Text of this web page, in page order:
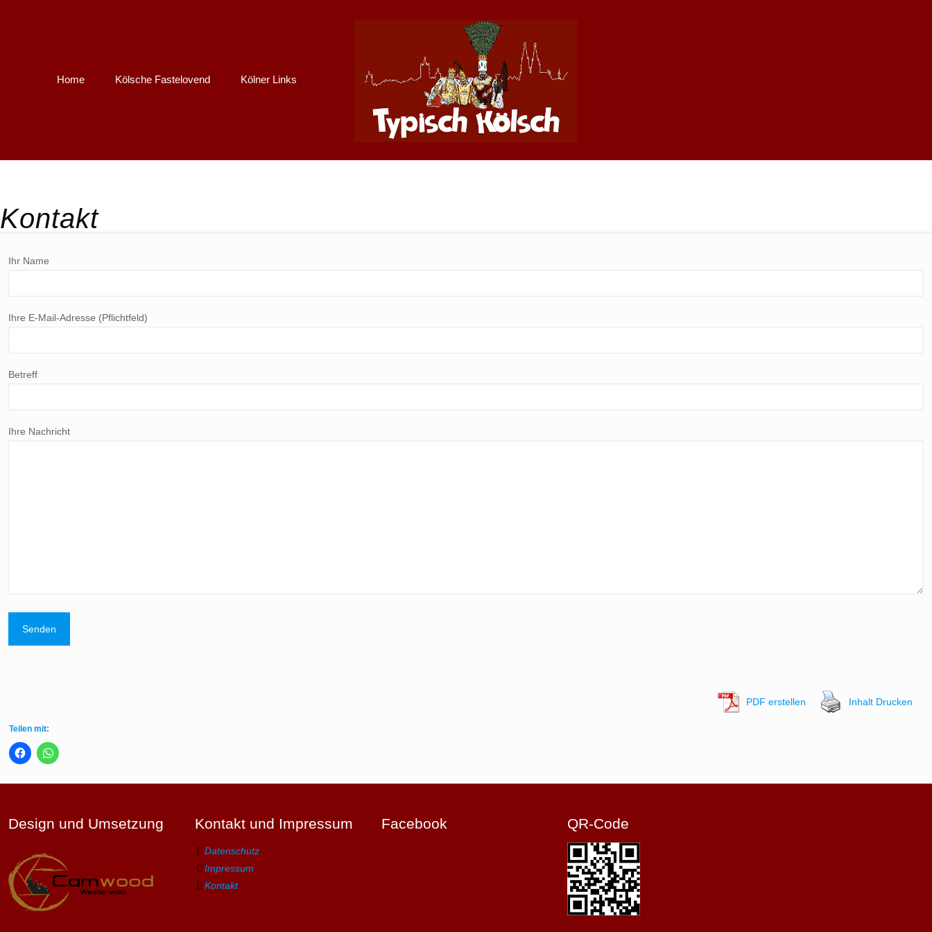
Home Kölsche Fastelovend Kölner Links
Kontakt
Ihr Name
Ihre E-Mail-Adresse (Pflichtfeld)
Betreff
Ihre Nachricht
PDF erstellen Inhalt Drucken
Teilen mit:
Design und Umsetzung Kontakt und Impressum
Datenschutz
Impressum
Kontakt
Facebook QR-Code